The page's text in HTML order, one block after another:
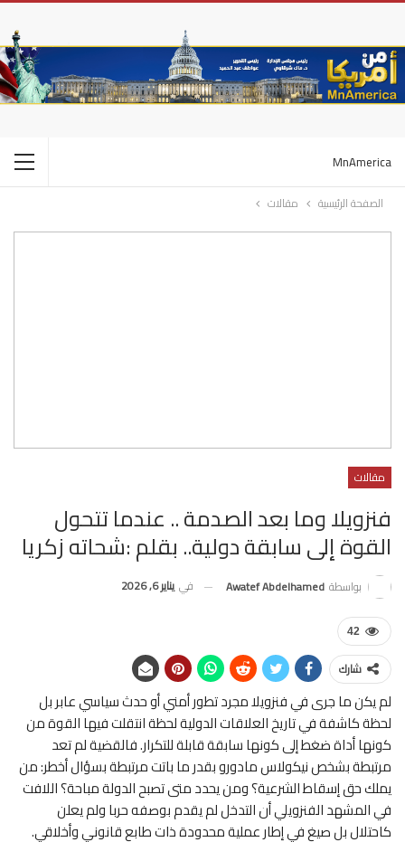
MnAmerica
الصفحة الرئيسية مقالات
مقالات
فنزويلا وما بعد الصدمة .. عندما تتحول
القوة إلى سابقة دولية.. بقلم :شحاته زكريا
بواسطة Awatef Abdelhamed في يناير 6, 2026
42
شارك
لم يكن ما جرى في فنزويلا مجرد تطور أمني أو حدث سياسي عابر بل
لحظة كاشفة في تاريخ العلاقات الدولية لحظة انتقلت فيها القوة من
كونها أداة ضغط إلى كونها سابقة قابلة للتكرار. فالقضية لم تعد
مرتبطة بشخص نيكولاس مادورو بقدر ما باتت مرتبطة بسؤال أخطر: من
يملك حق إسقاط الشرعية؟ ومن يحدد متى تصبح الدولة مباحة؟ اللافت
في المشهد الفنزويلي أن التدخل لم يقدم بوصفه حربا ولم يعلن
كاحتلال بل صيغ في إطار عملية محدودة ذات طابع قانوني وأخلاقي.